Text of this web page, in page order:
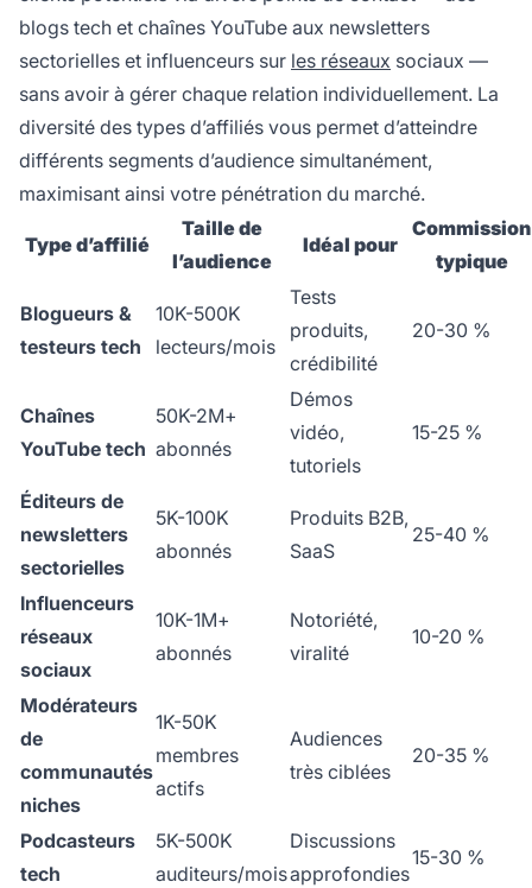
blogs tech et chaînes YouTube aux newsletters
sectorielles et influenceurs sur les réseaux sociaux —
sans avoir à gérer chaque relation individuellement. La
diversité des types d’affiliés vous permet d’atteindre
différents segments d’audience simultanément,
maximisant ainsi votre pénétration du marché.
Type d’affilié
Taille de
l’audience
Idéal pour
Commission
typique
Blogueurs &
testeurs tech
10K-500K
lecteurs/mois
Tests
produits,
crédibilité
20-30 %
Chaînes
YouTube tech
50K-2M+
abonnés
Démos
vidéo,
tutoriels
15-25 %
Éditeurs de
newsletters
sectorielles
5K-100K
abonnés
Produits B2B,
SaaS
25-40 %
Influenceurs
réseaux
sociaux
10K-1M+
abonnés
Notoriété,
viralité
10-20 %
Modérateurs
de
communautés
niches
1K-50K
membres
actifs
Audiences
très ciblées
20-35 %
Podcasteurs
tech
5K-500K
auditeurs/mois
Discussions
approfondies
15-30 %